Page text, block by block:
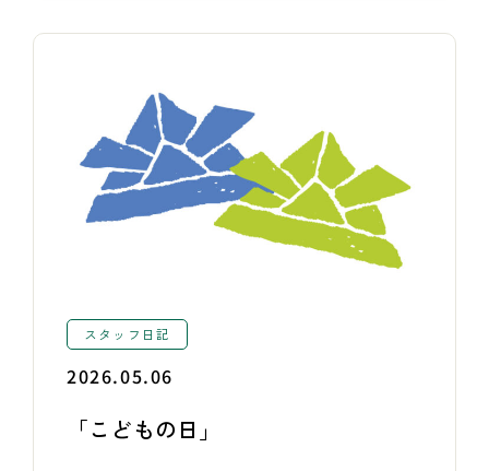
スタッフ日記
2026.05.06
「こどもの日」